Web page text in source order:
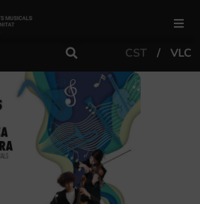
CST VLC